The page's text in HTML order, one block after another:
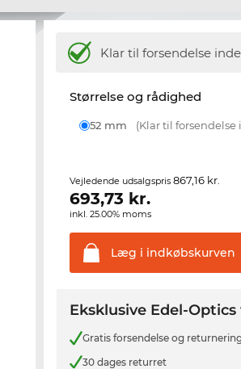
Klar til forsendelse
Størrelse og rådighed
52 mm (Klar til forsendelse
Vejledende udsalgspris867,16 kr.
693,73 kr.
inkl. 25.00% moms
Læg i indkøbskurven
Eksklusive Edel-
Gratis forsendelse og
30 dages returret